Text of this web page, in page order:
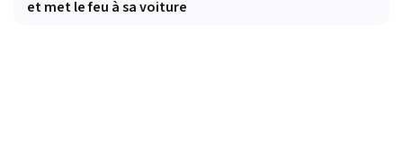
et met le feu à sa voiture